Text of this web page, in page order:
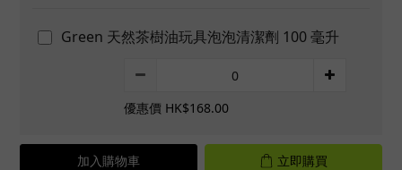
Green 天然茶樹油玩具泡泡清潔劑 100 毫升
優惠價 HK$168.00
加入購物車 立即購買